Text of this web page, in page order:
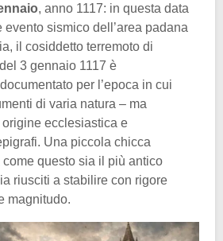
, anno 1117: in questa data
sismico dell’area padana
il cosiddetto terremoto di
3 gennaio 1117 è
per l’epoca in cui
di varia natura – ma
ecclesiastica e
Una piccola chicca
questo sia il più antico
riusciti a stabilire con rigore
magnitudo.